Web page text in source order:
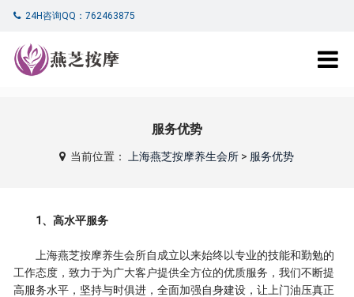
24H咨询QQ：762463875
服务优势
当前位置： 上海燕芝按摩养生会所 > 服务优势
1、高水平服务
上海燕芝按摩养生会所自成立以来始终以专业的技能和勤勉的
工作态度，致力于为广大客户提供全方位的优质服务，我们不断提
高服务水平，坚持与时俱进，全面加强自身建设，让上门油压真正